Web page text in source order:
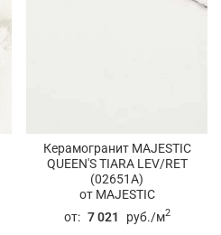
Керамогранит MAJESTIC
QUEEN'S TIARA LEV/RET
(02651A)
от MAJESTIC
от: 7 021 руб./м2